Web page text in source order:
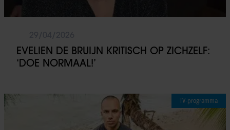
EVELIEN DE BRUIJN KRITISCH OP ZICHZELF:
‘DOE NORMAAL!’
TV-programma